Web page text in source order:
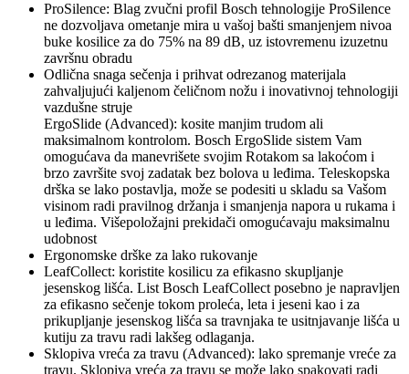
ProSilence: Blag zvučni profil Bosch tehnologije ProSilence
ne dozvoljava ometanje mira u vašoj bašti smanjenjem nivoa
buke kosilice za do 75% na 89 dB, uz istovremenu izuzetnu
završnu obradu
Odlična snaga sečenja i prihvat odrezanog materijala
zahvaljujući kaljenom čeličnom nožu i inovativnoj tehnologiji
vazdušne struje
ErgoSlide (Advanced): kosite manjim trudom ali
maksimalnom kontrolom. Bosch ErgoSlide sistem Vam
omogućava da manevrišete svojim Rotakom sa lakoćom i
brzo završite svoj zadatak bez bolova u leđima. Teleskopska
drška se lako postavlja, može se podesiti u skladu sa Vašom
visinom radi pravilnog držanja i smanjenja napora u rukama i
u leđima. Višepoložajni prekidači omogućavaju maksimalnu
udobnost
Ergonomske drške za lako rukovanje
LeafCollect: koristite kosilicu za efikasno skupljanje
jesenskog lišća. List Bosch LeafCollect posebno je napravljen
za efikasno sečenje tokom proleća, leta i jeseni kao i za
prikupljanje jesenskog lišća sa travnjaka te usitnjavanje lišća u
kutiju za travu radi lakšeg odlaganja.
Sklopiva vreća za travu (Advanced): lako spremanje vreće za
travu. Sklopiva vreća za travu se može lako spakovati radi